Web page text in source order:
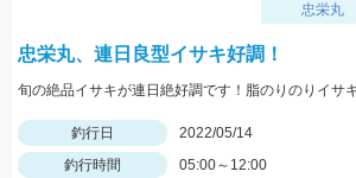
忠栄丸
忠栄丸、連日良型イサキ好調！
釣行日
2022/05/14
釣行時間
05:00～12:00